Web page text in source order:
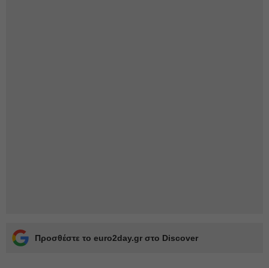
Προσθέστε το euro2day.gr στο Discover